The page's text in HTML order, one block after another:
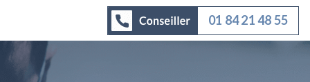
01 84 21 48 55